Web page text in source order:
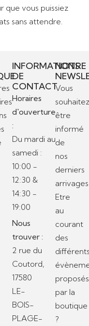
que vous puissiez
sans attendre.
INFORMATIONS
DE
CONTACT
Horaires
d'ouverture
:
Du mardi au
samedi :
10:00 -
12:30 &
14:30 -
19:00
Nous
trouver :
2 rue du
Coutord,
17580
LE-
BOIS-
PLAGE-
NOTRE
Vous
être
informé
de
nos
derniers
Etre
au
courant
des
proposés
par la
boutique
?